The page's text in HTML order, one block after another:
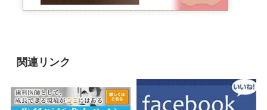
関連リンク